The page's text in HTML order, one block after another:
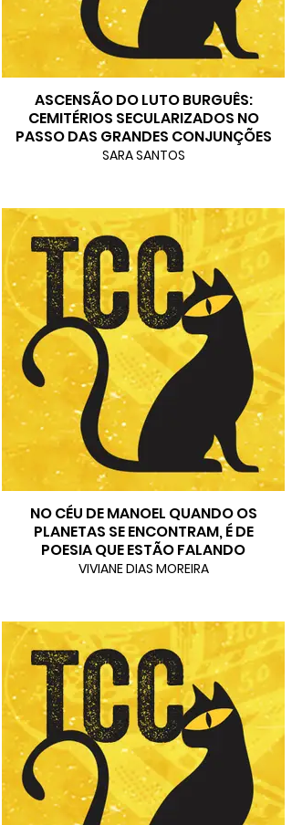
ASCENSÃO DO LUTO BURGUÊS:
CEMITÉRIOS SECULARIZADOS NO
PASSO DAS GRANDES CONJUNÇÕES
SARA SANTOS
NO CÉU DE MANOEL QUANDO OS
PLANETAS SE ENCONTRAM, É DE
POESIA QUE ESTÃO FALANDO
VIVIANE DIAS MOREIRA